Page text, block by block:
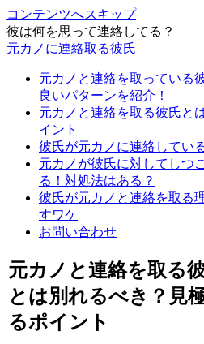
コンテンツへスキップ
彼は何を思って連絡してる？
元カノに連絡取る彼氏
元カノと連絡を取っている
良いパターンを紹介！
元カノと連絡を取る彼氏と
イント
彼氏が元カノに連絡してい
元カノが彼氏に対してしつ
る！対処法はある？
彼氏が元カノと連絡を取る
すワケ
お問い合わせ
元カノと連絡を取る
とは別れるべき？見
るポイント